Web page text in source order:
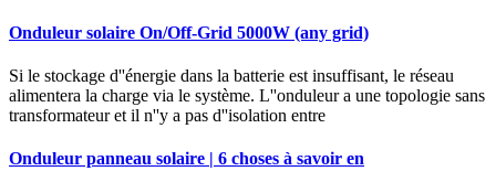
Onduleur solaire On/Off-Grid 5000W (any grid)
Si le stockage d''énergie dans la batterie est insuffisant, le réseau
alimentera la charge via le système. L''onduleur a une topologie sans
transformateur et il n''y a pas d''isolation entre
Onduleur panneau solaire | 6 choses à savoir en